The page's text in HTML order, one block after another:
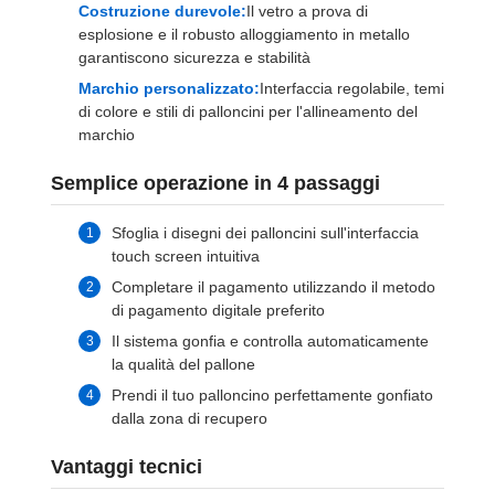
Costruzione durevole:Il vetro a prova di
esplosione e il robusto alloggiamento in metallo
garantiscono sicurezza e stabilità
Marchio personalizzato:Interfaccia regolabile, temi
di colore e stili di palloncini per l'allineamento del
marchio
Semplice operazione in 4 passaggi
Sfoglia i disegni dei palloncini sull'interfaccia
touch screen intuitiva
Completare il pagamento utilizzando il metodo
di pagamento digitale preferito
Il sistema gonfia e controlla automaticamente
la qualità del pallone
Prendi il tuo palloncino perfettamente gonfiato
dalla zona di recupero
Vantaggi tecnici